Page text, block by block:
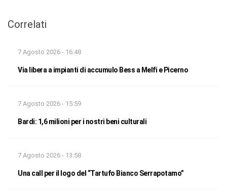
Correlati
7 Agosto 2026 - 16:48
Via libera a impianti di accumulo Bess a Melfi e Picerno
7 Agosto 2026 - 15:59
Bardi: 1,6 milioni per i nostri beni culturali
7 Agosto 2026 - 13:58
Una call per il logo del “Tartufo Bianco Serrapotamo”